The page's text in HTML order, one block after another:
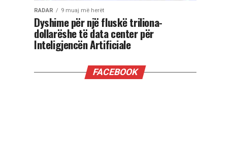
RADAR 9 muaj më herët
Dyshime për një fluskë triliona-
dollarëshe të data center për
Inteligjencën Artificiale
FACEBOOK